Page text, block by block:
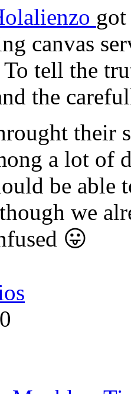
canvas
tell the
the
their
a lot of
be able
we
😛